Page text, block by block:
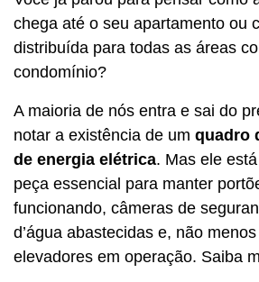
chega até o seu apartamento ou
distribuída para todas as áreas
condomínio?
A maioria de nós entra e sai do
notar a existência de um quadro
de energia elétrica. Mas ele
peça essencial para manter
funcionando, câmeras de
d’água abastecidas e, não
elevadores em operação. Saiba